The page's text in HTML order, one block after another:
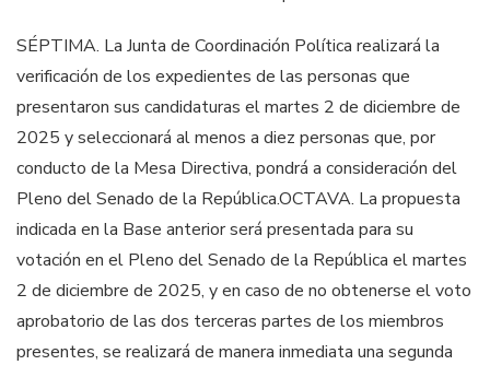
SÉPTIMA. La Junta de Coordinación Política realizará la
verificación de los expedientes de las personas que
presentaron sus candidaturas el martes 2 de diciembre de
2025 y seleccionará al menos a diez personas que, por
conducto de la Mesa Directiva, pondrá a consideración del
Pleno del Senado de la República.OCTAVA. La propuesta
indicada en la Base anterior será presentada para su
votación en el Pleno del Senado de la República el martes
2 de diciembre de 2025, y en caso de no obtenerse el voto
aprobatorio de las dos terceras partes de los miembros
presentes, se realizará de manera inmediata una segunda